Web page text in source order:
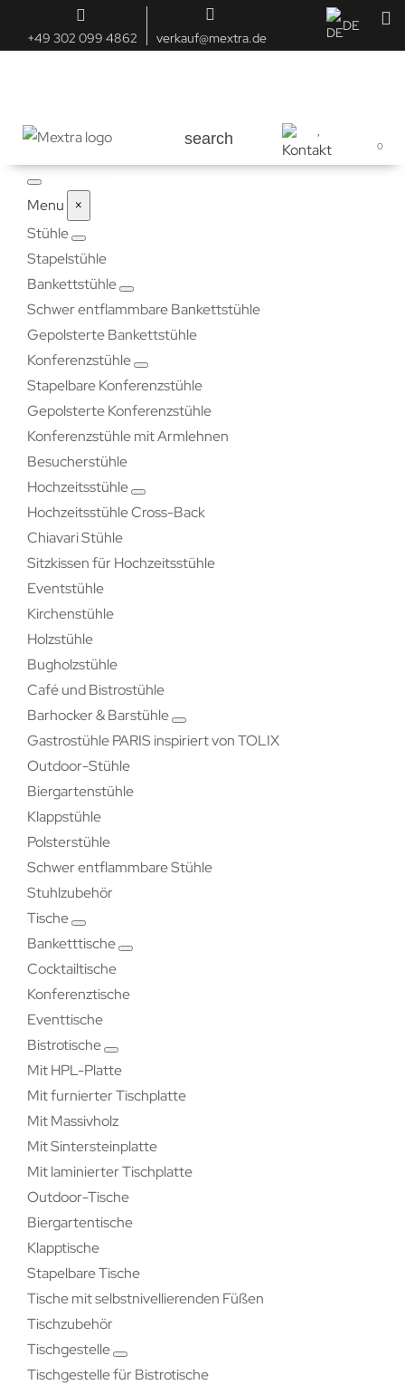
+49 302 099 4862 verkauf@mextra.de
DE
search 0
Menu
×
Stühle
Stapelstühle
Bankettstühle
Schwer entflammbare Bankettstühle
Gepolsterte Bankettstühle
Konferenzstühle
Stapelbare Konferenzstühle
Gepolsterte Konferenzstühle
Konferenzstühle mit Armlehnen
Besucherstühle
Hochzeitsstühle
Hochzeitsstühle Cross-Back
Chiavari Stühle
Sitzkissen für Hochzeitsstühle
Eventstühle
Kirchenstühle
Holzstühle
Bugholzstühle
Café und Bistrostühle
Barhocker & Barstühle
Gastrostühle PARIS inspiriert von TOLIX
Outdoor-Stühle
Biergartenstühle
Klappstühle
Polsterstühle
Schwer entflammbare Stühle
Stuhlzubehör
Tische
Banketttische
Cocktailtische
Konferenztische
Eventtische
Bistrotische
Mit HPL-Platte
Mit furnierter Tischplatte
Mit Massivholz
Mit Sintersteinplatte
Mit laminierter Tischplatte
Outdoor-Tische
Biergartentische
Klapptische
Stapelbare Tische
Tische mit selbstnivellierenden Füßen
Tischzubehör
Tischgestelle
Tischgestelle für Bistrotische